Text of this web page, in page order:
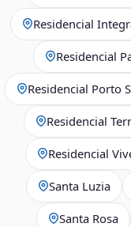
Residencial
Residencial
Residencial Porto
Residencial
Residencial
Santa Luzia
Santa Rosa